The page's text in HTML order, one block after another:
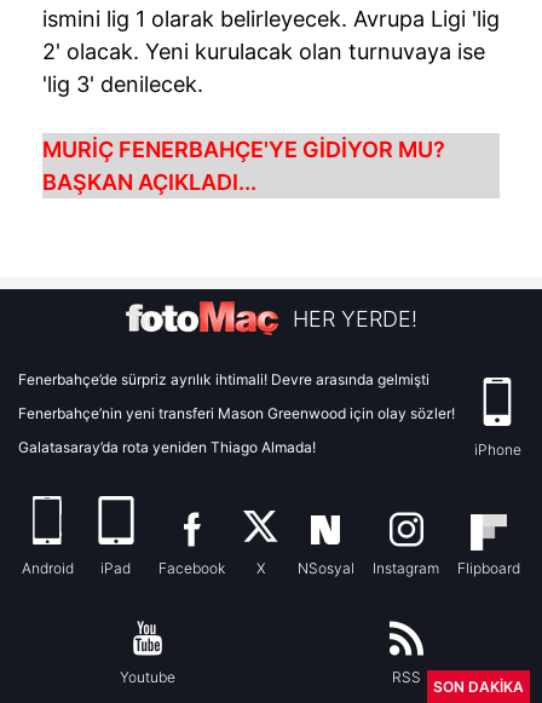
ismini lig 1 olarak belirleyecek. Avrupa Ligi 'lig
2' olacak. Yeni kurulacak olan turnuvaya ise
'lig 3' denilecek.
MURİÇ FENERBAHÇE'YE GİDİYOR MU?
BAŞKAN AÇIKLADI...
HER YERDE!
Fenerbahçe’de sürpriz ayrılık ihtimali! Devre arasında gelmişti
Fenerbahçe’nin yeni transferi Mason Greenwood için olay sözler!
Galatasaray’da rota yeniden Thiago Almada!
iPhone
Android iPad Facebook X NSosyal Instagram Flipboard
Youtube RSS
SON DAKİKA